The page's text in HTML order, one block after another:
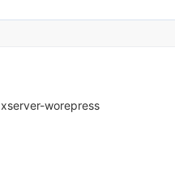
xserver-worepress